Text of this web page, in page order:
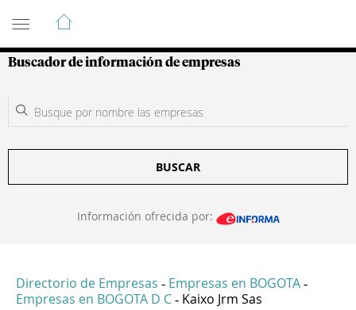
Guía de Empresas Colombianas
Buscador de información de empresas
BUSCAR
Información ofrecida por:
Directorio de Empresas - Empresas en BOGOTA -
Empresas en BOGOTA D C - Kaixo Jrm Sas